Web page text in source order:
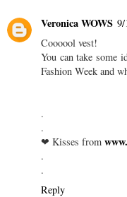
Veronica WOWS 9/
Coooool vest!
You can take some
Fashion Week and
.
.
❤ Kisses from
.
.
Reply